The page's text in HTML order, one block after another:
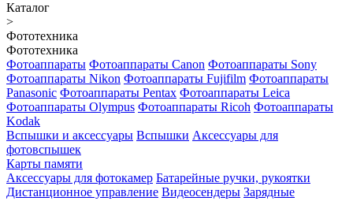
Каталог
>
Фототехника
Фототехника
Фотоаппараты Фотоаппараты Canon Фотоаппараты Sony
Фотоаппараты Nikon Фотоаппараты Fujifilm Фотоаппараты
Panasonic Фотоаппараты Pentax Фотоаппараты Leica
Фотоаппараты Olympus Фотоаппараты Ricoh Фотоаппараты
Kodak
Вспышки и аксессуары Вспышки Аксессуары для
фотовспышек
Карты памяти
Аксессуары для фотокамер Батарейные ручки, рукоятки
Дистанционное управление Видеосендеры Зарядные